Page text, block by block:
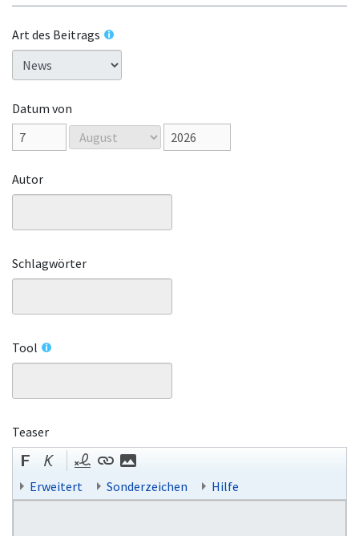
Art des Beitrags
Datum von
Autor
Schlagwörter
Tool
Teaser
Erweitert Sonderzeichen Hilfe